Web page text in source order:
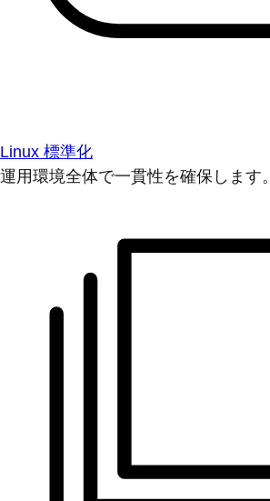
Linux 標準化
運用環境全体で一貫性を確保します。